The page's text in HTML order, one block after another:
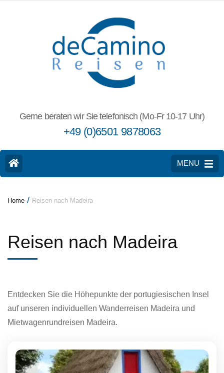
Gerne beraten wir Sie telefonisch (Mo-Fr 10-17 Uhr)
+49 (0)6501 9878063
MENU
Home / Reisen nach Madeira
Reisen nach Madeira
Entdecken Sie die Höhepunkte der portugiesischen Insel
auf unseren individuellen Wanderreisen Madeira und
Mietwagenrundreisen Madeira.